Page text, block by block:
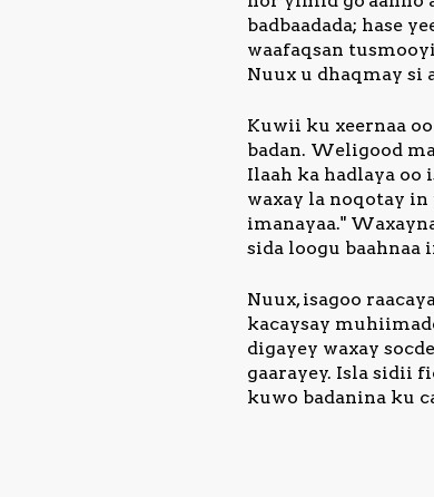
badbaadada; hase
waafaqsan
Nuux u dhaqmay si
Kuwii ku xeernaa
badan. Weligood
Ilaah ka hadlaya oo
waxay la noqotay in
imanayaa."
sida loogu baahnaa
Nuux, isagoo
kacaysay
digayey waxay
gaarayey. Isla sidii
kuwo badanina ku